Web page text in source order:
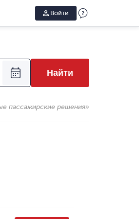
Войти
Найти
пассажирские решения»